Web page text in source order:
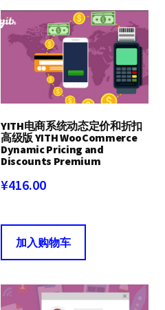
YITH电商系统动态定价和折扣
高级版 YITH WooCommerce
Dynamic Pricing and
Discounts Premium
¥416.00
加入购物车